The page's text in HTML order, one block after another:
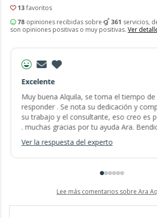
13favoritos
78opiniones recibidas sobre 361 servicios,
son opiniones positivas o muy positivas. Ver
Excelente
Muy buena Alquila, se toma el tiempo de
responder . Se nota su dedicación y
su trabajo y el consultante, eso creo es
. muchas gracias por tu ayuda Ara.
Ver la respuesta del experto
Lee más comentarios sobre Ara